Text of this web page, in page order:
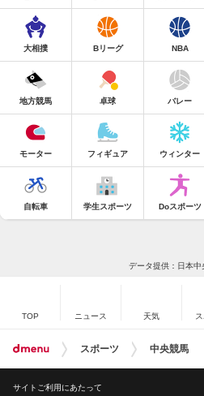
大相撲 Bリーグ NBA
地方競馬 卓球 バレー
モーター フィギュア ウィンター
自転車 学生スポーツ Doスポーツ
データ提供：日本中
TOP ニュース 天気
スポーツ 中央競馬
サイトご利用にあたって